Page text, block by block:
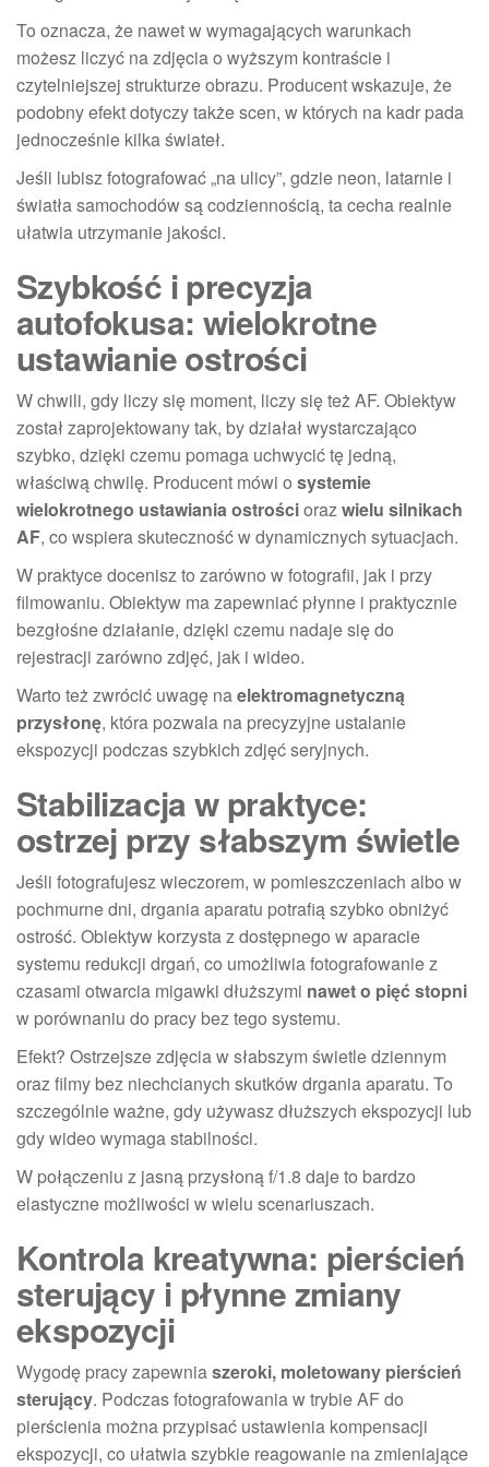
To oznacza, że nawet w wymagających warunkach
możesz liczyć na zdjęcia o wyższym kontraście i
czytelniejszej strukturze obrazu. Producent wskazuje, że
podobny efekt dotyczy także scen, w których na kadr pada
jednocześnie kilka świateł.
Jeśli lubisz fotografować „na ulicy”, gdzie neon, latarnie i
światła samochodów są codziennością, ta cecha realnie
ułatwia utrzymanie jakości.
Szybkość i precyzja
autofokusa: wielokrotne
ustawianie ostrości
W chwili, gdy liczy się moment, liczy się też AF. Obiektyw
został zaprojektowany tak, by działał wystarczająco
szybko, dzięki czemu pomaga uchwycić tę jedną,
właściwą chwilę. Producent mówi o systemie
wielokrotnego ustawiania ostrościorazwielu silnikach
AF, co wspiera skuteczność w dynamicznych sytuacjach.
W praktyce docenisz to zarówno w fotografii, jak i przy
filmowaniu. Obiektyw ma zapewniać płynne i praktycznie
bezgłośne działanie, dzięki czemu nadaje się do
rejestracji zarówno zdjęć, jak i wideo.
Warto też zwrócić uwagę naelektromagnetyczną
przysłonę, która pozwala na precyzyjne ustalanie
ekspozycji podczas szybkich zdjęć seryjnych.
Stabilizacja w praktyce:
ostrzej przy słabszym świetle
Jeśli fotografujesz wieczorem, w pomieszczeniach albo w
pochmurne dni, drgania aparatu potrafią szybko obniżyć
ostrość. Obiektyw korzysta z dostępnego w aparacie
systemu redukcji drgań, co umożliwia fotografowanie z
czasami otwarcia migawki dłuższymi nawet o pięć stopni
w porównaniu do pracy bez tego systemu.
Efekt? Ostrzejsze zdjęcia w słabszym świetle dziennym
oraz filmy bez niechcianych skutków drgania aparatu. To
szczególnie ważne, gdy używasz dłuższych ekspozycji lub
gdy wideo wymaga stabilności.
W połączeniu z jasną przysłoną f/1.8 daje to bardzo
elastyczne możliwości w wielu scenariuszach.
Kontrola kreatywna: pierścień
sterujący i płynne zmiany
ekspozycji
Wygodę pracy zapewniaszeroki, moletowany pierścień
sterujący. Podczas fotografowania w trybie AF do
pierścienia można przypisać ustawienia kompensacji
ekspozycji, co ułatwia szybkie reagowanie na zmieniające